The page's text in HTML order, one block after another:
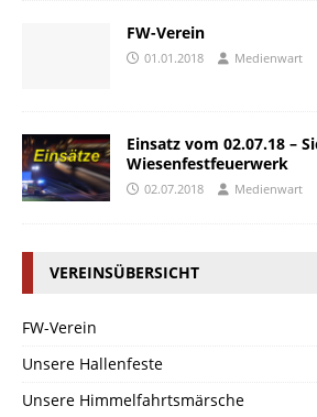
FW-Verein
01.01.2018 Medienwart
Einsatz vom 02.07.18 –
Wiesenfestfeuerwerk
02.07.2018 Medienwart
VEREINSÜBERSICHT
FW-Verein
Unsere Hallenfeste
Unsere Himmelfahrtsmärsche